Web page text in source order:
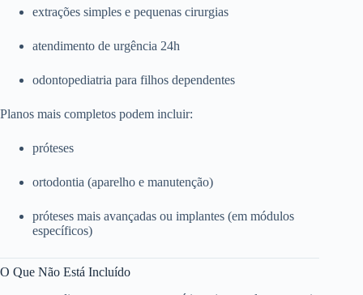
extrações simples e pequenas cirurgias
atendimento de urgência 24h
odontopediatria para filhos dependentes
Planos mais completos podem incluir:
próteses
ortodontia (aparelho e manutenção)
próteses mais avançadas ou implantes (em módulos
específicos)
O Que Não Está Incluído